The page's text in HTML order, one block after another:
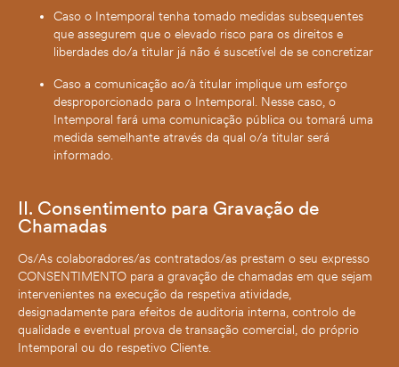
Caso o Intemporal tenha tomado medidas subsequentes
que assegurem que o elevado risco para os direitos e
liberdades do/a titular já não é suscetível de se concretizar
Caso a comunicação ao/à titular implique um esforço
desproporcionado para o Intemporal. Nesse caso, o
Intemporal fará uma comunicação pública ou tomará uma
medida semelhante através da qual o/a titular será
informado.
II. Consentimento para Gravação de
Chamadas
Os/As colaboradores/as contratados/as prestam o seu expresso
CONSENTIMENTO para a gravação de chamadas em que sejam
intervenientes na execução da respetiva atividade,
designadamente para efeitos de auditoria interna, controlo de
qualidade e eventual prova de transação comercial, do próprio
Intemporal ou do respetivo Cliente.